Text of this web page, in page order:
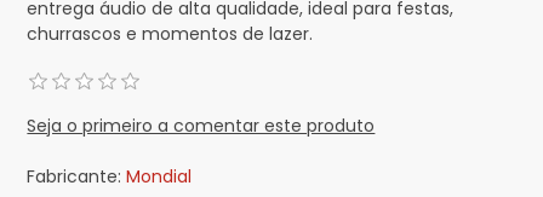
entrega áudio de alta qualidade, ideal para festas,
churrascos e momentos de lazer.
Seja o primeiro a comentar este produto
Fabricante: Mondial